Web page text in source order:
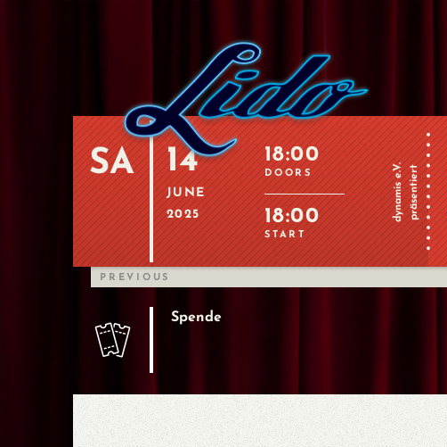
SA 14
JUNE
2025
18:00
DOORS
18:00
START
dynamis e.V.präsentiert
PREVIOUS
Spende